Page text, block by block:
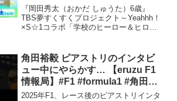
『岡田秀太（おかだ しゅうた）6歳』
TBS夢すくすくプロジェクト～Yeahhh！
×S☆1コラボ「学校のヒーロー＆ヒロイ
ヒロイン をつけてTwitterかIns...
角田裕毅 ピアストリのインタビ
ュー中にやらかす… 【eruzu F1
情報局】#F1 #formula1 #角田裕
毅 #shorts #ピアストリ #piastri
2025年F1、レース後のピアストリインタ